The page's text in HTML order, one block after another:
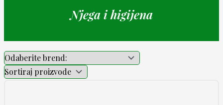
Njega i higijena